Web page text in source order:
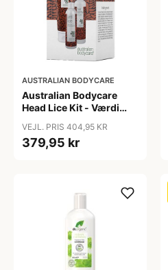
AUSTRALIAN BODYCARE
Australian Bodycare
Head Lice Kit - Værdi
Rinse Shampoo, Hair
Spray
VEJL. PRIS 404,95 KR
379,95 kr